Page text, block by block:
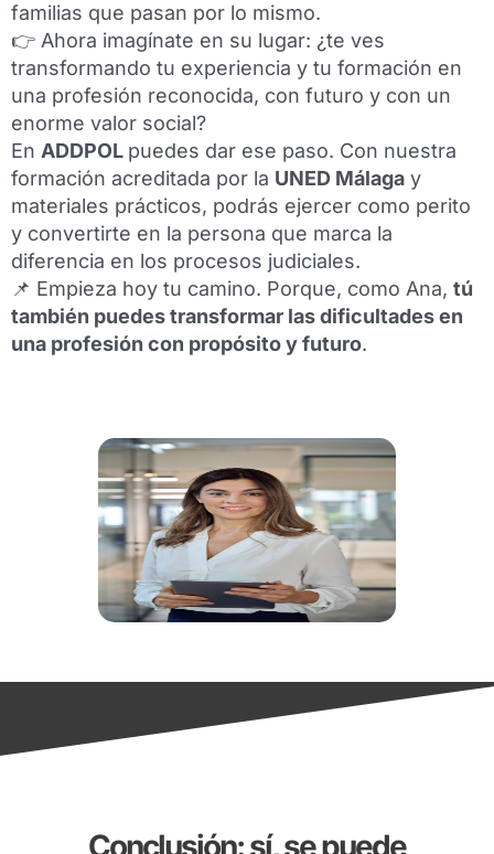
familias que pasan por lo mismo.
👉 Ahora imagínate en su lugar: ¿te ves
transformando tu experiencia y tu formación en
una profesión reconocida, con futuro y con un
enorme valor social?
En ADDPOL puedes dar ese paso. Con nuestra
formación acreditada por la UNED Málaga y
materiales prácticos, podrás ejercer como perito
y convertirte en la persona que marca la
diferencia en los procesos judiciales.
📌 Empieza hoy tu camino. Porque, como Ana, tú
también puedes transformar las dificultades en
una profesión con propósito y futuro.
Conclusión: sí, se puede